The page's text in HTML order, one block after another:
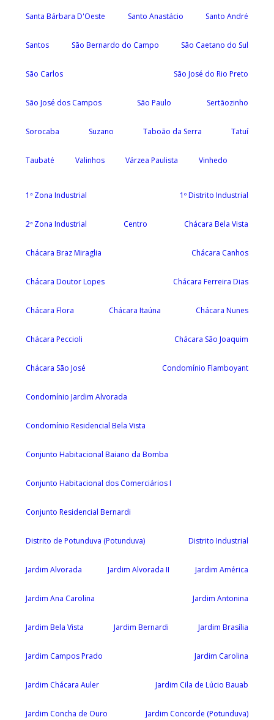
Santa Bárbara D'Oeste Santo Anastácio Santo André
Santos São Bernardo do Campo São Caetano do Sul
São Carlos São José do Rio Preto
São José dos Campos São Paulo Sertãozinho
Sorocaba Suzano Taboão da Serra Tatuí
Taubaté Valinhos Várzea Paulista Vinhedo
1ª Zona Industrial 1º Distrito Industrial
2ª Zona Industrial Centro Chácara Bela Vista
Chácara Braz Miraglia Chácara Canhos
Chácara Doutor Lopes Chácara Ferreira Dias
Chácara Flora Chácara Itaúna Chácara Nunes
Chácara Peccioli Chácara São Joaquim
Chácara São José Condomínio Flamboyant
Condomínio Jardim Alvorada
Condomínio Residencial Bela Vista
Conjunto Habitacional Baiano da Bomba
Conjunto Habitacional dos Comerciários I
Conjunto Residencial Bernardi
Distrito de Potunduva (Potunduva) Distrito Industrial
Jardim Alvorada Jardim Alvorada II Jardim América
Jardim Ana Carolina Jardim Antonina
Jardim Bela Vista Jardim Bernardi Jardim Brasília
Jardim Campos Prado Jardim Carolina
Jardim Chácara Auler Jardim Cila de Lúcio Bauab
Jardim Concha de Ouro Jardim Concorde (Potunduva)